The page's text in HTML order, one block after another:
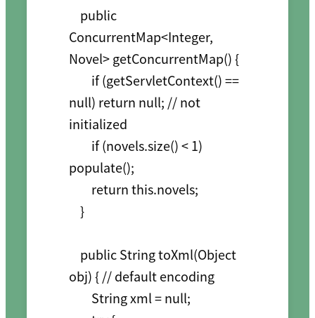
    public
ConcurrentMap<Integer,
Novel> getConcurrentMap() {
        if (getServletContext() ==
null) return null; // not
initialized
        if (novels.size() < 1)
populate();
        return this.novels;
    }
    public String toXml(Object
obj) { // default encoding
        String xml = null;